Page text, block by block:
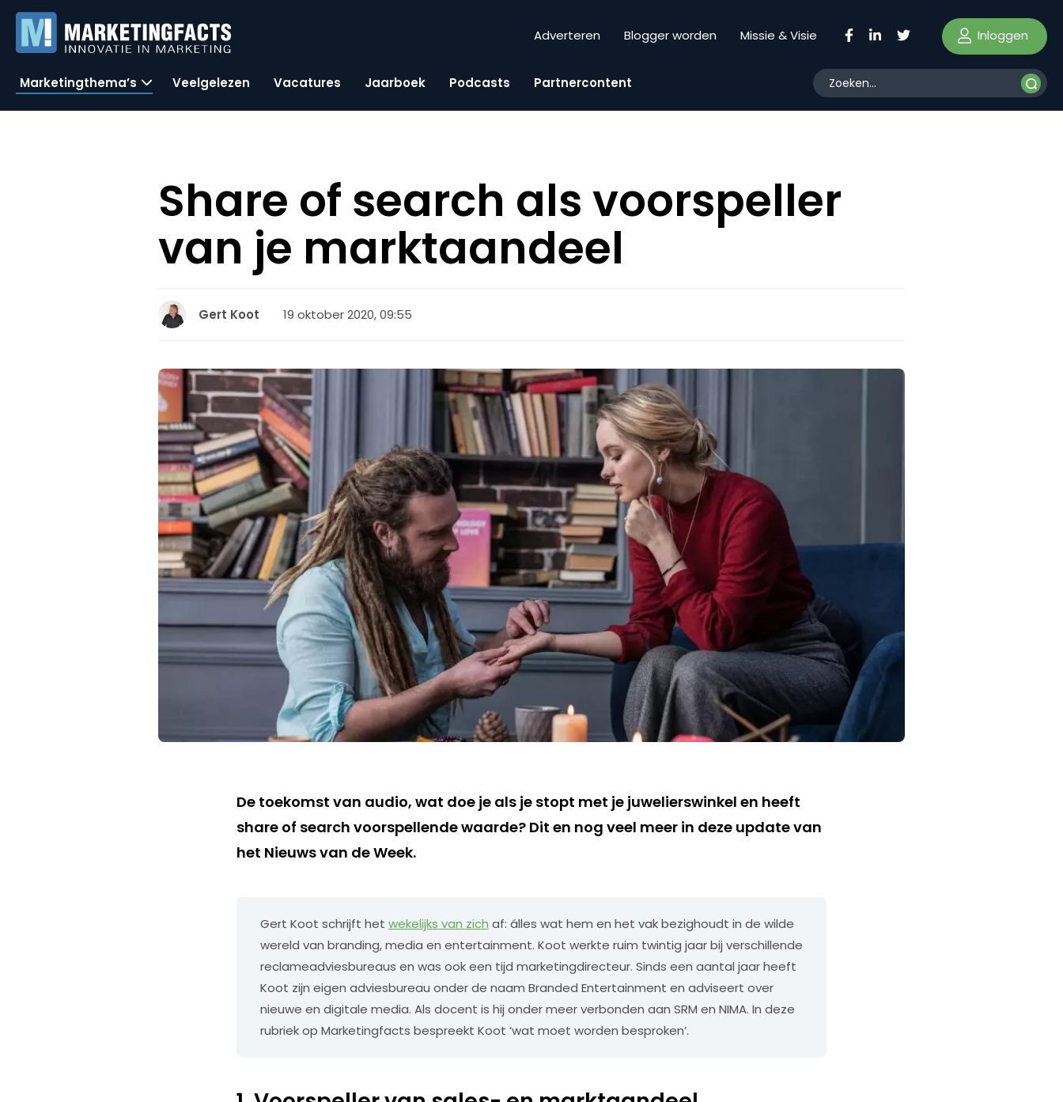
Adverteren Blogger worden Missie & Visie Inloggen
Marketingthema’s Veelgelezen Vacatures Jaarboek Podcasts Partnercontent
Share of search als voorspeller
van je marktaandeel
Gert Koot 19 oktober 2020, 09:55
De toekomst van audio, wat doe je als je stopt met je juwelierswinkel en heeft
share of search voorspellende waarde? Dit en nog veel meer in deze update van
het Nieuws van de Week.
Gert Koot schrijft het wekelijks van zich af: álles wat hem en het vak bezighoudt in de wilde
wereld van branding, media en entertainment. Koot werkte ruim twintig jaar bij verschillende
reclameadviesbureaus en was ook een tijd marketingdirecteur. Sinds een aantal jaar heeft
Koot zijn eigen adviesbureau onder de naam Branded Entertainment en adviseert over
nieuwe en digitale media. Als docent is hij onder meer verbonden aan SRM en NIMA. In deze
rubriek op Marketingfacts bespreekt Koot ‘wat moet worden besproken’.